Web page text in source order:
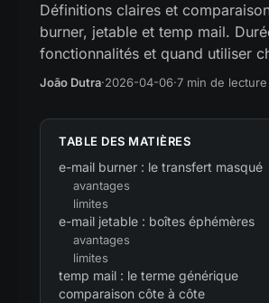
Définitions claires et
burner, jetable et temp mail.
fonctionnalités et quand utiliser
João Dutra·2026-04-06·7 min de lecture
TABLE DES MATIÈRES
e-mail burner : le transfert masqué
avantages
limites
e-mail jetable : boîtes éphémères
avantages
limites
temp mail : le terme générique
comparaison côte à côte